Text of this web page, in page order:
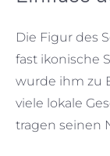
Die Figur des
fast ikonische
wurde ihm zu
viele lokale
tragen seinen